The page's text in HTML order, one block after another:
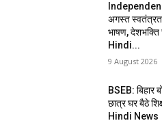
अगस्त
भाषण,
Hindi...
9 August 2026
BSEB: बिहार
छात्र घर बैठे
Hindi News